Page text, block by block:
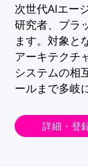
次世代AIエー
研究者、プラ
ます。対象と
アーキテクチ
システムの相
ールまで多岐
詳細・登